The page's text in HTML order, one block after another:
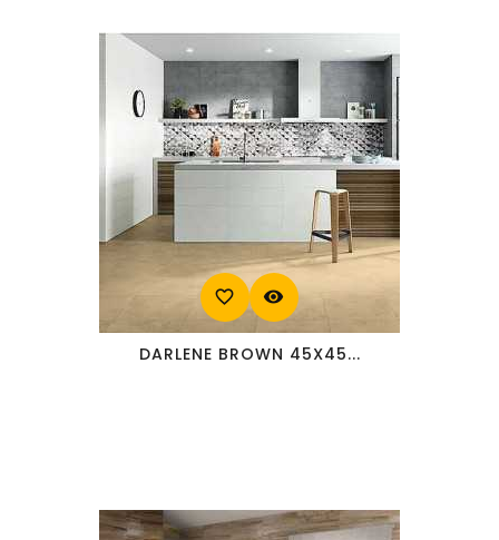
favorite_border visibility
DARLENE BROWN 45X45...